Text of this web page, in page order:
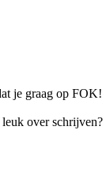
je graag op FOK!
over schrijven?